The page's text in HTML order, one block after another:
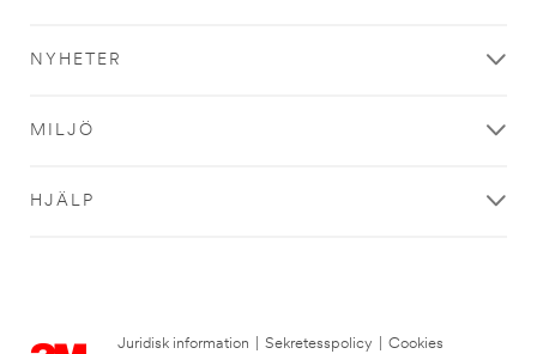
NYHETER
MILJÖ
HJÄLP
Juridisk information Sekretesspolicy
Cookies